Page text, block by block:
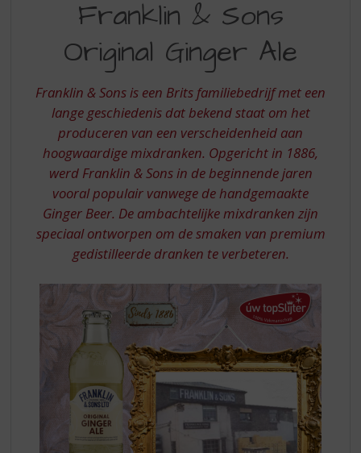
SONS
ORIGINAL
GINGER
ALE
Franklin & Sons
Original Ginger Ale
Franklin & Sons is een Brits familiebedrijf met een
lange geschiedenis dat bekend staat om het
produceren van een verscheidenheid aan
hoogwaardige mixdranken. Opgericht in 1886,
werd Franklin & Sons in de beginnende jaren
vooral populair vanwege de handgemaakte
Ginger Beer. De ambachtelijke mixdranken zijn
speciaal ontworpen om de smaken van premium
gedistilleerde dranken te verbeteren.